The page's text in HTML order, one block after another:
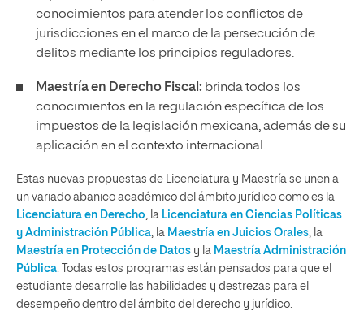
conocimientos para atender los conflictos de
jurisdicciones en el marco de la persecución de
delitos mediante los principios reguladores.
Maestría en Derecho Fiscal : brinda todos los
conocimientos en la regulación específica de los
impuestos de la legislación mexicana, además de su
aplicación en el contexto internacional.
Estas nuevas propuestas de Licenciatura y Maestría se unen a
un variado abanico académico del ámbito jurídico como es la
Licenciatura en Derecho , la Licenciatura en Ciencias Políticas
y Administración Pública , la Maestría en Juicios Orales , la
Maestría en Protección de Datos y la Maestría Administración
Pública . Todas estos programas están pensados para que el
estudiante desarrolle las habilidades y destrezas para el
desempeño dentro del ámbito del derecho y jurídico.